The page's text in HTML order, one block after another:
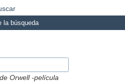
la búsqueda
Orwell -película